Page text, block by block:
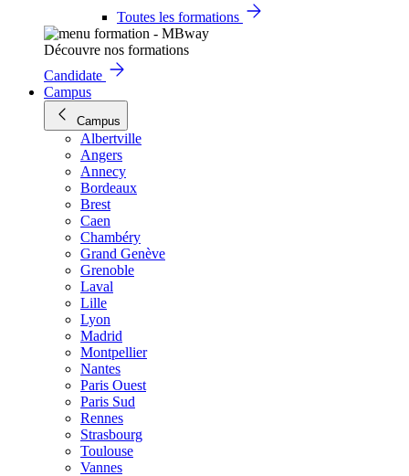
Toutes les formations
Découvre nos formations
Candidate
Campus
Campus
Albertville
Angers
Annecy
Bordeaux
Brest
Caen
Chambéry
Grand Genève
Grenoble
Laval
Lille
Lyon
Madrid
Montpellier
Nantes
Paris Ouest
Paris Sud
Rennes
Strasbourg
Toulouse
Vannes